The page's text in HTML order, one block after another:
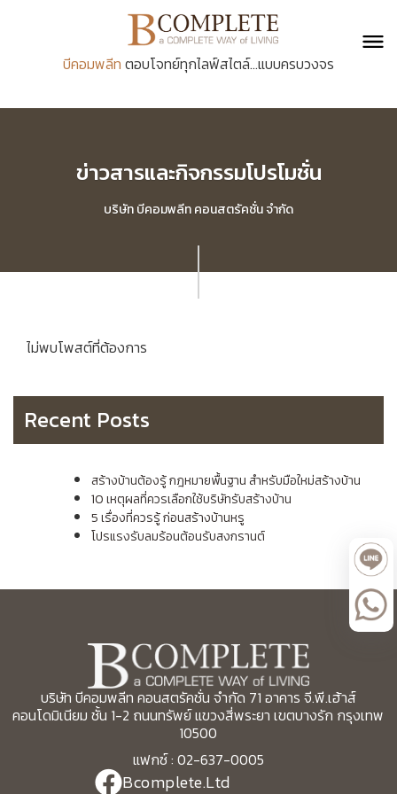
บีคอมพลีท ตอบโจทย์ทุกไลฟ์สไตล์...แบบครบวงจร
ข่าวสารและกิจกรรมโปรโมชั่น
บริษัท บีคอมพลีท คอนสตรัคชั่น จำกัด
ไม่พบโพสต์ที่ต้องการ
Recent Posts
สร้างบ้านต้องรู้ กฎหมายพื้นฐาน สำหรับมือใหม่สร้างบ้าน
10 เหตุผลที่ควรเลือกใช้บริษัทรับสร้างบ้าน
5 เรื่องที่ควรรู้ ก่อนสร้างบ้านหรู
โปรแรงรับลมร้อนต้อนรับสงกรานต์
บริษัท บีคอมพลีท คอนสตรัคชั่น จำกัด 71 อาคาร จี.พี.เฮ้าส์
คอนโดมิเนียม ชั้น 1-2 ถนนทรัพย์ แขวงสี่พระยา เขตบางรัก กรุงเทพ
10500
แฟกซ์ : 02-637-0005
Bcomplete.Ltd